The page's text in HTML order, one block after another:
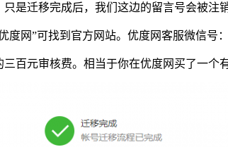
是迁移完成后，我们这边的留言号会被注
网”可找到官方网站。优度网客服微信号：
百元审核费。相当于你在优度网买了一个